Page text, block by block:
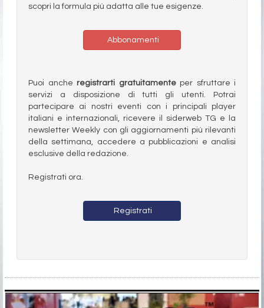
scopri la formula più adatta alle tue esigenze.
Abbonamenti
Puoi anche registrarti gratuitamenteper sfruttare i
servizi a disposizione di tutti gli utenti. Potrai
partecipare ai nostri eventi con i principali player
italiani e internazionali, ricevere il siderweb TG e la
newsletter Weekly con gli aggiornamenti più rilevanti
della settimana, accedere a pubblicazioni e analisi
esclusive della redazione.
Registrati ora.
Registrati